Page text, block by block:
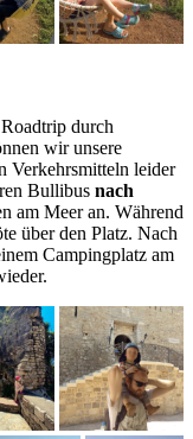
durch
wir unsere
Verkehrsmitteln leider
Bullibus nach
am Meer an. Während
über den Platz. Nach
Campingplatz am